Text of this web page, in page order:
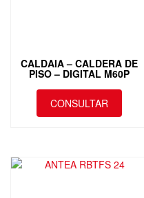
CALDAIA – CALDERA DE
PISO – DIGITAL M60P
CONSULTAR